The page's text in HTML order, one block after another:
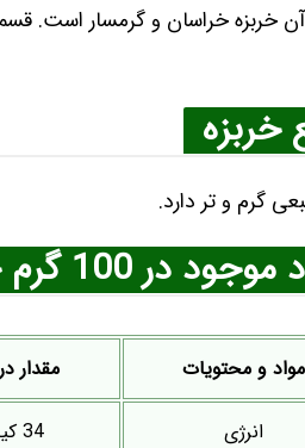
خربزه خراسان و گرمسار است.
خربزه
گرم و تر دارد.
در 100 گرم خربزه
مواد و محتویات مقدار در 100
انرژی 34 کیلوکالری